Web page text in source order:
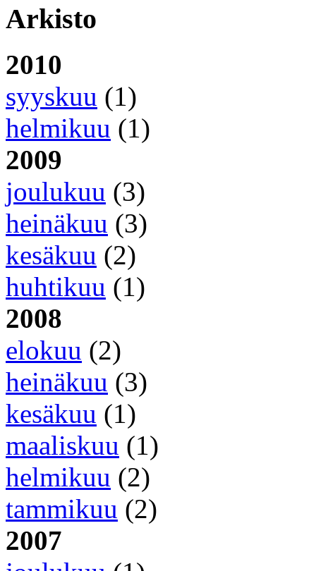
Arkisto
2010
syyskuu (1)
helmikuu (1)
2009
joulukuu (3)
heinäkuu (3)
kesäkuu (2)
huhtikuu (1)
2008
elokuu (2)
heinäkuu (3)
kesäkuu (1)
maaliskuu (1)
helmikuu (2)
tammikuu (2)
2007